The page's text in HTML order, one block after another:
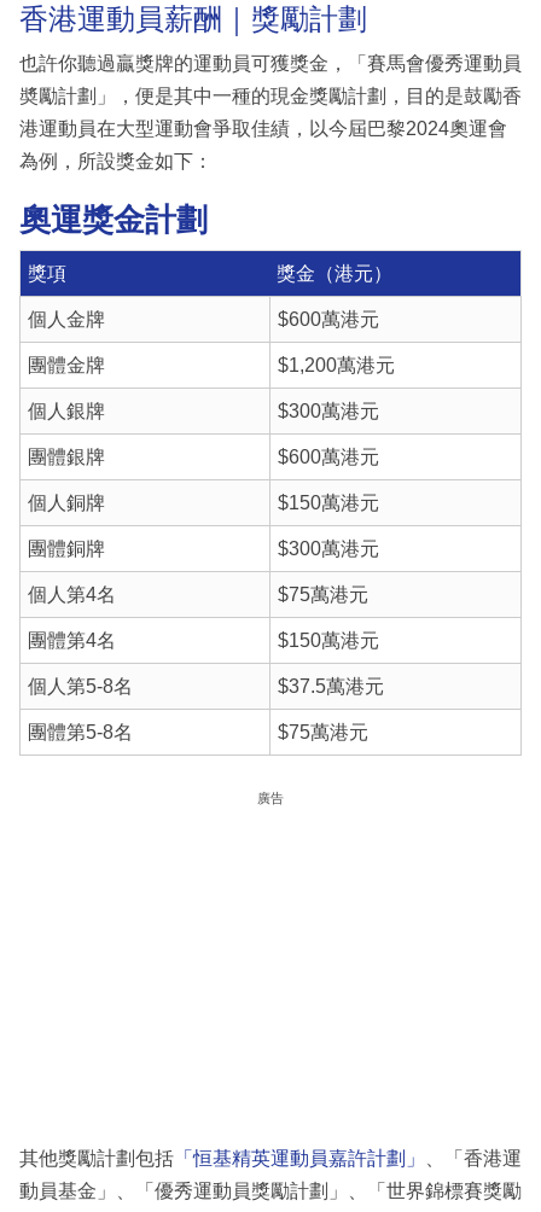
香港運動員薪酬｜獎勵計劃
也許你聽過贏獎牌的運動員可獲獎金，「賽馬會優秀運動員
奬勵計劃」，便是其中一種的現金獎勵計劃，目的是鼓勵香
港運動員在大型運動會爭取佳績，以今屆巴黎2024奧運會
為例，所設獎金如下：
奧運獎金計劃
獎項 獎金（港元）
個人金牌 $600萬港元
團體金牌 $1,200萬港元
個人銀牌 $300萬港元
團體銀牌 $600萬港元
個人銅牌 $150萬港元
團體銅牌 $300萬港元
個人第4名 $75萬港元
團體第4名 $150萬港元
個人第5-8名 $37.5萬港元
團體第5-8名 $75萬港元
廣告
其他獎勵計劃包括 「恒基精英運動員嘉許計劃」
、「香港運
動員基金」、「優秀運動員獎勵計劃」、「世界錦標賽獎勵